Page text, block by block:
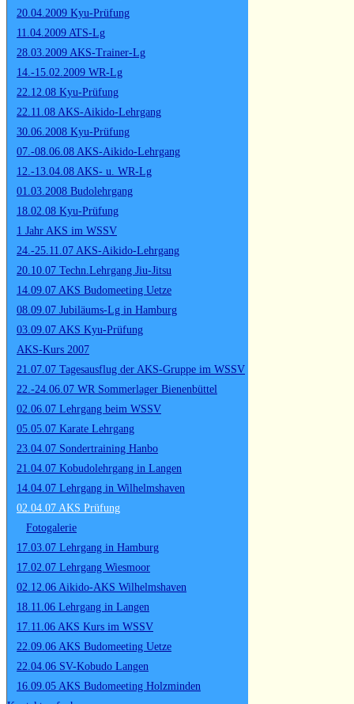
20.04.2009 Kyu-Prüfung
11.04.2009 ATS-Lg
28.03.2009 AKS-Trainer-Lg
14.-15.02.2009 WR-Lg
22.12.08 Kyu-Prüfung
22.11.08 AKS-Aikido-Lehrgang
30.06.2008 Kyu-Prüfung
07.-08.06.08 AKS-Aikido-Lehrgang
12.-13.04.08 AKS- u. WR-Lg
01.03.2008 Budolehrgang
18.02.08 Kyu-Prüfung
1 Jahr AKS im WSSV
24.-25.11.07 AKS-Aikido-Lehrgang
20.10.07 Techn.Lehrgang Jiu-Jitsu
14.09.07 AKS Budomeeting Uetze
08.09.07 Jubiläums-Lg in Hamburg
03.09.07 AKS Kyu-Prüfung
AKS-Kurs 2007
21.07.07 Tagesausflug der AKS-Gruppe im WSSV
22.-24.06.07 WR Sommerlager Bienenbüttel
02.06.07 Lehrgang beim WSSV
05.05.07 Karate Lehrgang
23.04.07 Sondertraining Hanbo
21.04.07 Kobudolehrgang in Langen
14.04.07 Lehrgang in Wilhelmshaven
02.04.07 AKS Prüfung
Fotogalerie
17.03.07 Lehrgang in Hamburg
17.02.07 Lehrgang Wiesmoor
02.12.06 Aikido-AKS Wilhelmshaven
18.11.06 Lehrgang in Langen
17.11.06 AKS Kurs im WSSV
22.09.06 AKS Budomeeting Uetze
22.04.06 SV-Kobudo Langen
16.09.05 AKS Budomeeting Holzminden